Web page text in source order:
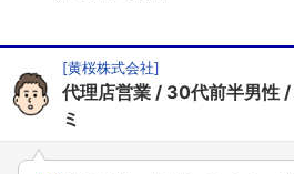
[黄桜株式会社]
代理店営業 30代前半男性
ミ